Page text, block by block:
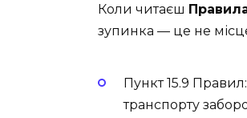
Коли читаєш
зупинка — це не
Пункт 15.9
транспорту